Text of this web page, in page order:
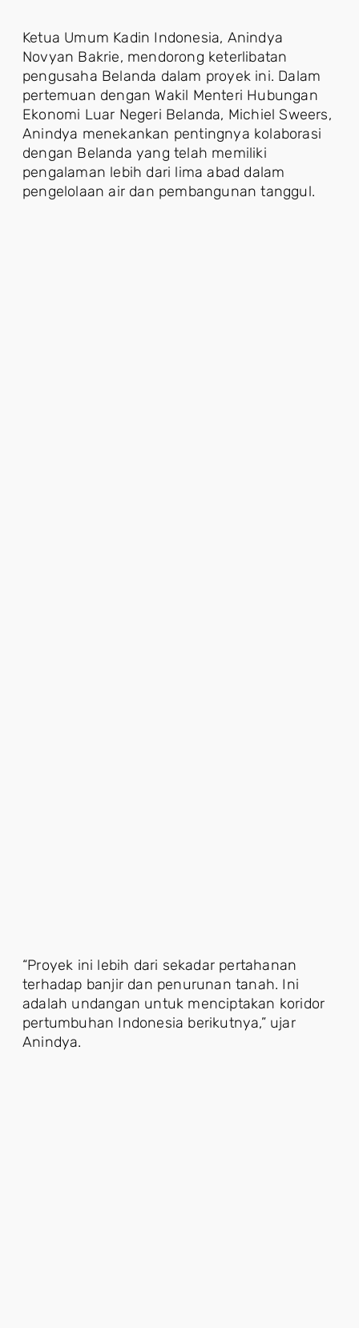
Ketua Umum Kadin Indonesia, Anindya
Novyan Bakrie, mendorong keterlibatan
pengusaha Belanda dalam proyek ini. Dalam
pertemuan dengan Wakil Menteri Hubungan
Ekonomi Luar Negeri Belanda, Michiel Sweers,
Anindya menekankan pentingnya kolaborasi
dengan Belanda yang telah memiliki
pengalaman lebih dari lima abad dalam
pengelolaan air dan pembangunan tanggul.
“Proyek ini lebih dari sekadar pertahanan
terhadap banjir dan penurunan tanah. Ini
adalah undangan untuk menciptakan koridor
pertumbuhan Indonesia berikutnya,” ujar
Anindya.